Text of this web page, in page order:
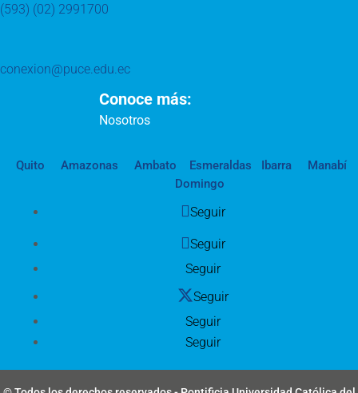
(593) (02) 2991700
conexion@puce.edu.ec
Conoce más:
Nosotros
Quito Amazonas Ambato Esmeraldas Ibarra
Manabí
Domingo
Seguir
Seguir
Seguir
Seguir
Seguir
Seguir